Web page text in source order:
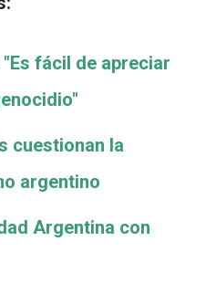
fácil de apreciar
cuestionan la
argentino
Argentina con